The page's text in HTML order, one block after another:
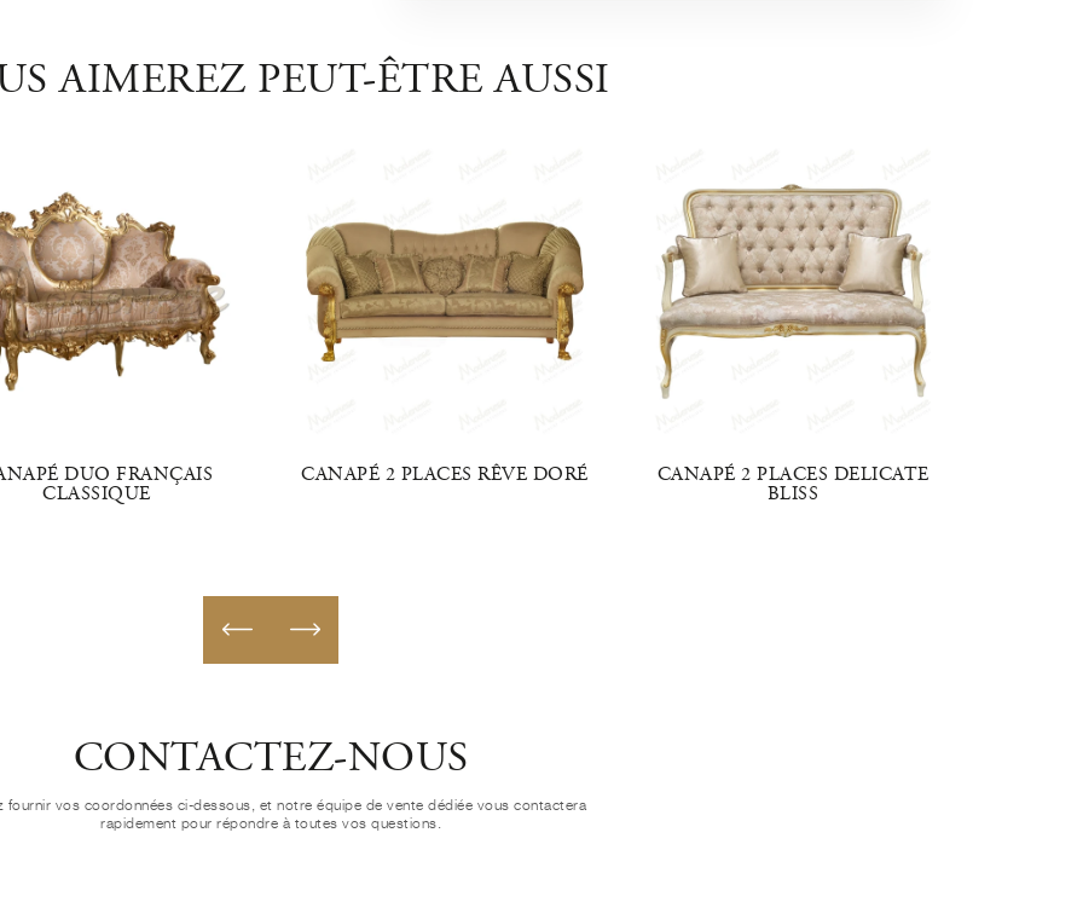
AIMEREZ PEUT-ÊTRE AUSSI
DUO FRANÇAIS
CLASSIQUE
CANAPÉ 2 PLACES RÊVE DORÉ
CANAPÉ 2 PLACES DELICATE
BLISS
CONTACTEZ-NOUS
fournir vos coordonnées ci-dessous, et notre équipe de vente dédiée vous contactera
rapidement pour répondre à toutes vos questions.